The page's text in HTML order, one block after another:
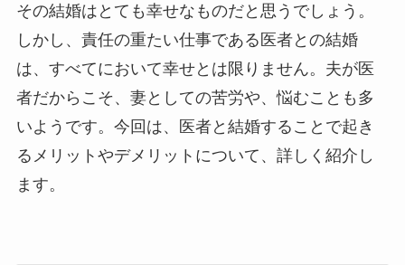
その結婚はとても幸せなものだと思うでしょう。
しかし、責任の重たい仕事である医者との結婚
は、すべてにおいて幸せとは限りません。夫が医
者だからこそ、妻としての苦労や、悩むことも多
いようです。今回は、医者と結婚することで起き
るメリットやデメリットについて、詳しく紹介し
ます。